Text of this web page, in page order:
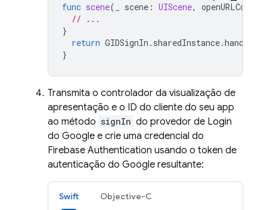
func scene( scene : UIScene,
// ...
}
return GIDSignIn . sharedInstance.handle
}
Transmita o controlador da visualização de
apresentação e o ID do cliente do seu app
ao método signIn do provedor de Login
do Google e crie uma credencial do
Firebase Authentication usando o token de
autenticação do Google resultante:
Swift Objective-C